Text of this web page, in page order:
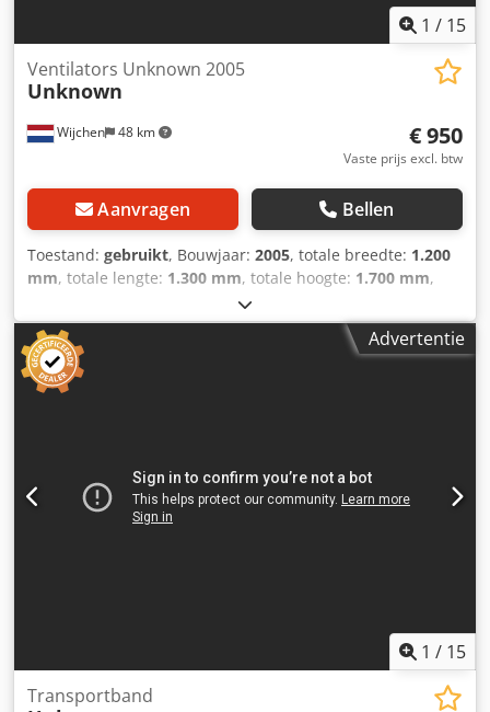
1 / 15
Wijchen 48 km
Ventilators Unknown 2005
Unknown
€ 950
Vaste prijs excl. btw
Aanvragen Bellen
Toestand: gebruikt, Bouwjaar: 2005, totale breedte: 1.200
mm, totale lengte: 1.300 mm, totale hoogte: 1.700 mm,
Kleur: Zilver Ledig gewicht: 300 kg - Bouwjaar: 2005 -
Documentatie aanwezig: Nee - CE certificaat aanwezig: Nee
- Vermogen hoofdmotor [kW]: 7.5 - Rotatiesnelheid [rpm]:
2930 - Aansluitdiameter [mm]: 395 - Uitvoerdiameter
[mm]: 315 Chsdpfxjy Uxkqs Adrea - Rotor materiaal: Metaal
Financiële informatie BTW: De getoonde prijs is exclusief
BTW BTW/marge: BTW verrekenbaar voor ondernemers
Levering en inruil altijd mogelijk van alles in de industriële
Advertentie
1 / 15
Transportband